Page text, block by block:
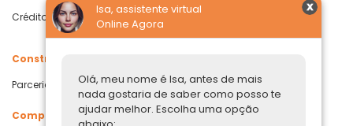
Isa, assistente virtual
Online Agora
Olá, meu nome é Isa, antes de mais
nada gostaria de saber como posso te
ajudar melhor. Escolha uma opção
Crédito com Garantia de Imóvel
Construtoras
Parcerias Imobiliárias
Comprar ou alugar